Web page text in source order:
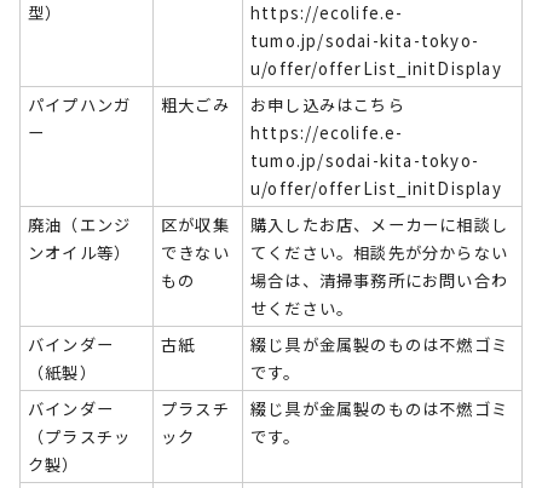
型）
https://ecolife.e-
tumo.jp/sodai-kita-tokyo-
u/offer/offerList_initDisplay
パイプハンガ
ー
粗大ごみ
お申し込みはこちら
https://ecolife.e-
tumo.jp/sodai-kita-tokyo-
u/offer/offerList_initDisplay
廃油（エンジ
ンオイル等）
区が収集
できない
もの
購入したお店、メーカーに相談し
てください。相談先が分からない
場合は、清掃事務所にお問い合わ
せください。
バインダー
（紙製）
古紙
綴じ具が金属製のものは不燃ゴミ
です。
バインダー
（プラスチッ
ク製）
プラスチ
ック
綴じ具が金属製のものは不燃ゴミ
です。